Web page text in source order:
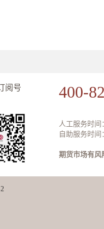
阅号 400-
人工服务时间
自助服务时间
期货市场有风